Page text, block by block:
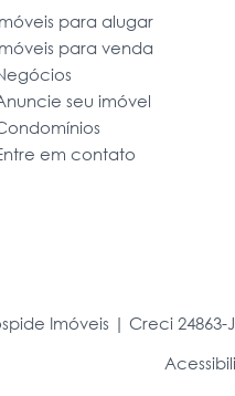
para alugar
para venda
seu imóvel
em contato
Imóveis | Creci 24863-